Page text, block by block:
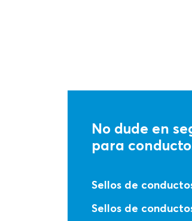
No dude en
para
Sellos de
Sellos de